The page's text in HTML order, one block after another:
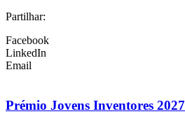
Partilhar:
Facebook
LinkedIn
Email
Prémio Jovens Inventores 2027